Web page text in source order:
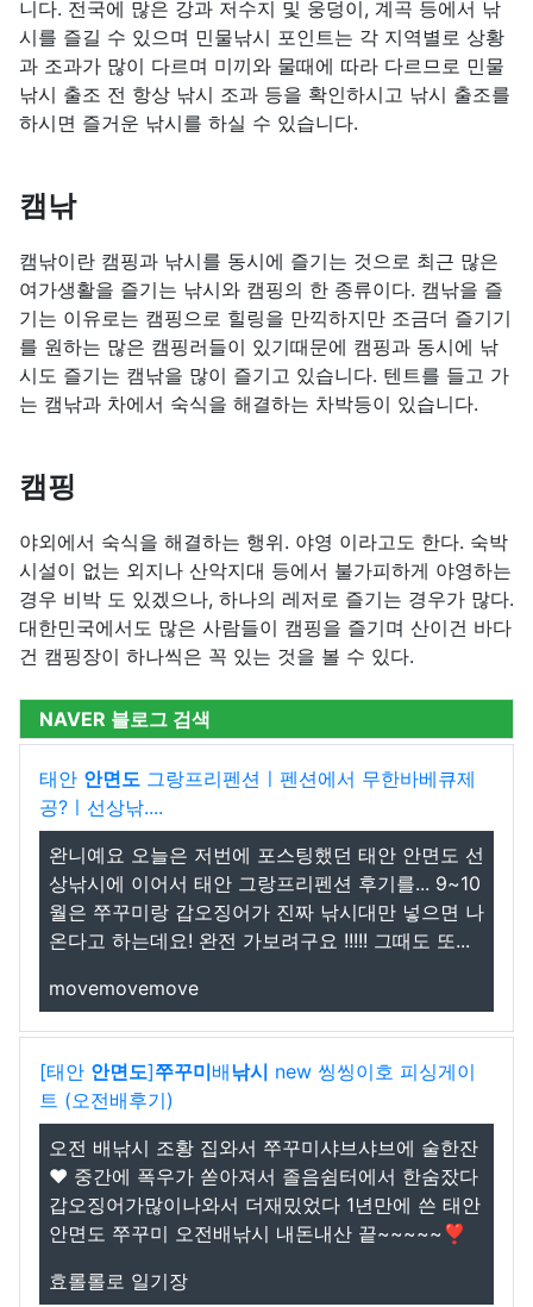
니다. 전국에 많은 강과 저수지 및 웅덩이, 계곡 등에서 낚
시를 즐길 수 있으며 민물낚시 포인트는 각 지역별로 상황
과 조과가 많이 다르며 미끼와 물때에 따라 다르므로 민물
낚시 출조 전 항상 낚시 조과 등을 확인하시고 낚시 출조를
하시면 즐거운 낚시를 하실 수 있습니다.
캠낚
캠낚이란 캠핑과 낚시를 동시에 즐기는 것으로 최근 많은
여가생활을 즐기는 낚시와 캠핑의 한 종류이다. 캠낚을 즐
기는 이유로는 캠핑으로 힐링을 만끽하지만 조금더 즐기기
를 원하는 많은 캠핑러들이 있기때문에 캠핑과 동시에 낚
시도 즐기는 캠낚을 많이 즐기고 있습니다. 텐트를 들고 가
는 캠낚과 차에서 숙식을 해결하는 차박등이 있습니다.
캠핑
야외에서 숙식을 해결하는 행위. 야영 이라고도 한다. 숙박
시설이 없는 외지나 산악지대 등에서 불가피하게 야영하는
경우 비박 도 있겠으나, 하나의 레저로 즐기는 경우가 많다.
대한민국에서도 많은 사람들이 캠핑을 즐기며 산이건 바다
건 캠핑장이 하나씩은 꼭 있는 것을 볼 수 있다.
NAVER 블로그 검색
태안 안면도 그랑프리펜션️ㅣ펜션에서 무한바베큐제
공?ㅣ선상낚....
완니예요 오늘은 저번에 포스팅했던 태안 안면도 선
상낚시에 이어서 태안 그랑프리펜션 후기를... 9~10
월은 쭈꾸미랑 갑오징어가 진짜 낚시대만 넣으면 나
온다고 하는데요! 완전 가보려구요 !!!!! 그때도 또...
movemovemove
[태안 안면도]쭈꾸미배낚시 new 씽씽이호 피싱게이
트 (오전배후기)
오전 배낚시 조황 집와서 쭈꾸미샤브샤브에 술한잔
❤️ 중간에 폭우가 쏟아져서 졸음쉼터에서 한숨잤다
갑오징어가많이나와서 더재밌었다 1년만에 쓴 태안
안면도 쭈꾸미 오전배낚시 내돈내산 끝~~~~~❣️
효롤롤로 일기장